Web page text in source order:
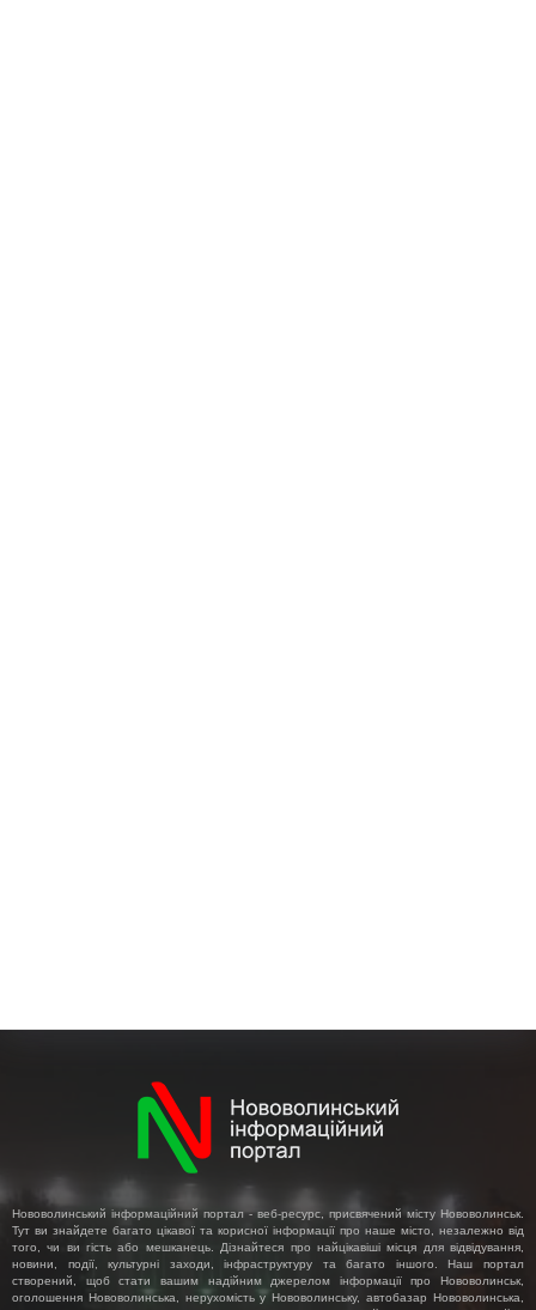
Нововолинський інформаційний портал - веб-ресурс, присвячений місту Нововолинськ.
Тут ви знайдете багато цікавої та корисної інформації про наше місто, незалежно від
того, чи ви гість або мешканець. Дізнайтеся про найцікавіші місця для відвідування,
новини, події, культурні заходи, інфраструктуру та багато іншого. Наш портал
створений, щоб стати вашим надійним джерелом інформації про Нововолинськ,
оголошення Нововолинська, нерухомість у Нововолинську, автобазар Нововолинська,